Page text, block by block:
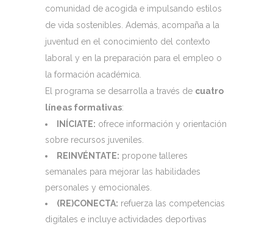
comunidad de acogida e impulsando estilos
de vida sostenibles. Además, acompaña a la
juventud en el conocimiento del contexto
laboral y en la preparación para el empleo o
la formación académica.
El programa se desarrolla a través de cuatro
líneas formativas:
INÍCIATE: ofrece información y orientación
sobre recursos juveniles.
REINVÉNTATE: propone talleres
semanales para mejorar las habilidades
personales y emocionales.
(RE)CONECTA: refuerza las competencias
digitales e incluye actividades deportivas